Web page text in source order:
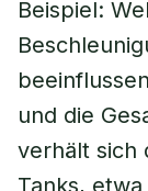
Beispiel:
und die
verhält sich
Tanks,